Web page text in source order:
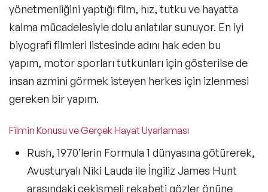
yönetmenliğini yaptığı film, hız, tutku ve hayatta
kalma mücadelesiyledolu anlatılar sunuyor. En iyi
biyografi filmleri listesinde adını hak eden bu
yapım, motor sporları tutkunları için gösterilse de
insan azmini görmek isteyen herkes için izlenmesi
gereken bir yapım.
Filmin Konusu ve Gerçek Hayat Uyarlaması
Rush, 1970’lerin Formula 1 dünyasına götürerek,
Avusturyalı Niki Lauda ile İngiliz James Hunt
arasındaki çekişmeli rekabeti gözler önüne